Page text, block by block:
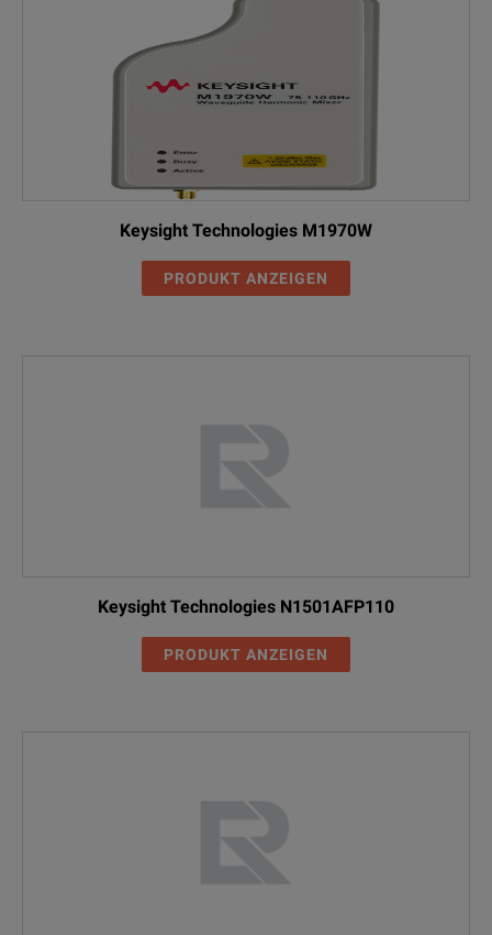
Keysight Technologies M1970W
PRODUKT ANZEIGEN
Keysight Technologies N1501AFP110
PRODUKT ANZEIGEN